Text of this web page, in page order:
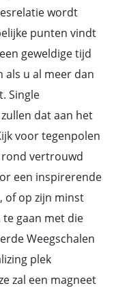
wordt
punten vindt
geweldige tijd
als u al meer dan
Single
dat aan het
voor tegenpolen
rond vertrouwd
een inspirerende
of op zijn minst
gaan met die
Weegschalen
plek
zal een magneet